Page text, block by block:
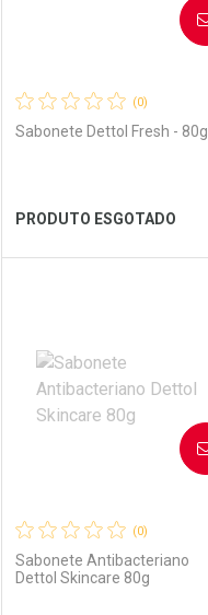
Ver Desconto Convênio
(0)
Sabonete Dettol Fresh - 80g
PRODUTO ESGOTADO
AVISE-ME
Laboratório
Por Menos
(0)
Sabonete Antibacteriano
Dettol Skincare 80g
AVISE-ME